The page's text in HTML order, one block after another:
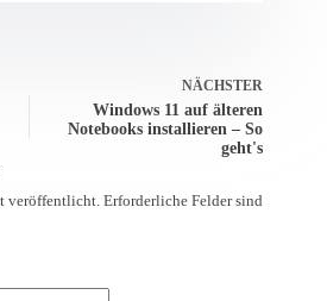
NÄCHSTER
Windows 11 auf älteren
Notebooks installieren – So
geht's
veröffentlicht. Erforderliche Felder sind